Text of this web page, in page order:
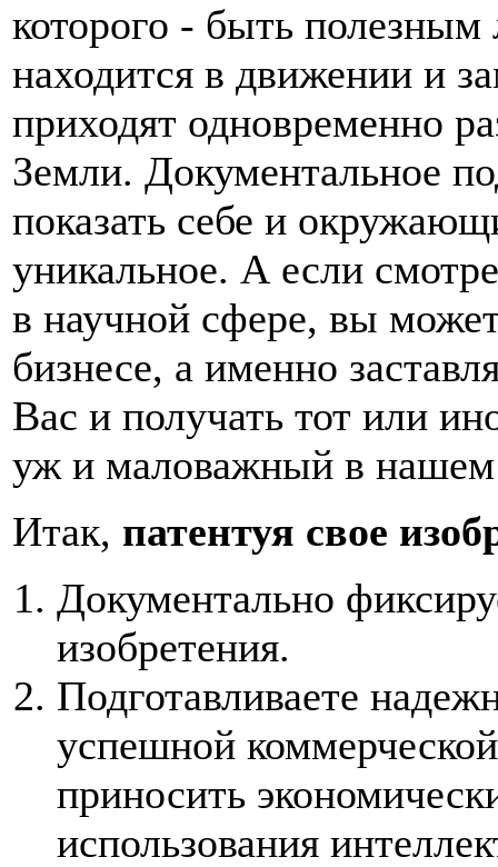
которого - быть
находится в движении и
приходят одновременно
Земли. Документальное
показать себе и
уникальное. А если
в научной сфере, вы
бизнесе, а именно
Вас и получать тот или
уж и маловажный в
Итак, патентуя свое
Документально
изобретения.
Подготавливаете
успешной
приносить
использования